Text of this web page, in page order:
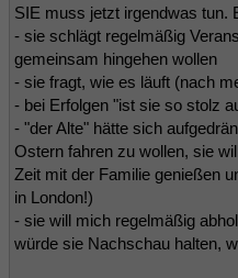
SIE muss jetzt irgendwas tun.
- sie schlägt regelmäßig
gemeinsam hingehen wollen
- sie fragt, wie es läuft (nach
- bei Erfolgen "ist sie so stolz
- "der Alte" hätte sich
Ostern fahren zu wollen, sie
Zeit mit der Familie genießen
in London!)
- sie will mich regelmäßig
würde sie Nachschau halten,